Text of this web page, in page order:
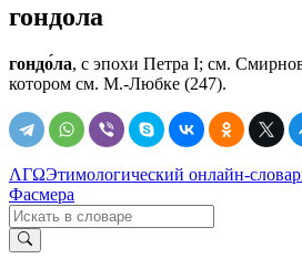
гондола
гондо́ла, с эпохи Петра I; см.
котором см. М.-Любке (247).
ΛΓΩЭтимологический онлайн-
Фасмера